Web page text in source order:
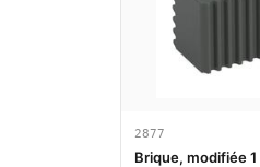
2877
Brique, modifiée